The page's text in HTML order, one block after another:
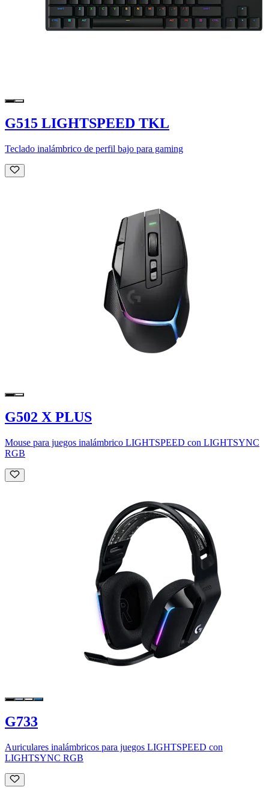
G515 LIGHTSPEED TKL
Teclado inalámbrico de perfil bajo para gaming
G502 X PLUS
Mouse para juegos inalámbrico LIGHTSPEED con LIGHTSYNC
RGB
G733
Auriculares inalámbricos para juegos LIGHTSPEED con
LIGHTSYNC RGB